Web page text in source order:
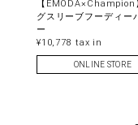
【EMODA×Champion
グスリーブフーディー
ー
¥10,778 tax in
ONLINE STORE